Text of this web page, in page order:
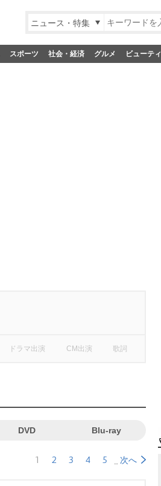
ニュース・特集
スポーツ 社会・経済 グルメ ビューティ
ドラマ出演 CM出演 歌詞
DVD Blu-ray
1 2 3 4 5 次へ